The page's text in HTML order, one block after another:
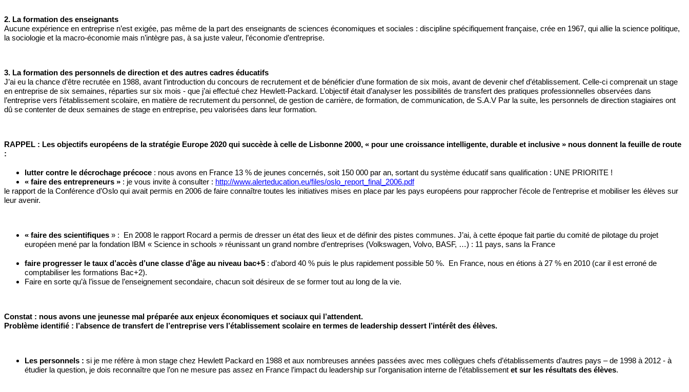
2. La formation des enseignants
Aucune expérience en entreprise n’est exigée, pas même de la part des enseignants de sciences économiques et sociales : discipline spécifiquement française, crée en 1967, qui allie la science politique,
la sociologie et la macro-économie mais n’intègre pas, à sa juste valeur, l’économie d’entreprise.
3. La formation des personnels de direction et des autres cadres éducatifs
J’ai eu la chance d’être recrutée en 1988, avant l’introduction du concours de recrutement et de bénéficier d’une formation de six mois, avant de devenir chef d’établissement. Celle-ci comprenait un stage
en entreprise de six semaines, réparties sur six mois - que j’ai effectué chez Hewlett-Packard. L’objectif était d’analyser les possibilités de transfert des pratiques professionnelles observées dans
l’entreprise vers l’établissement scolaire, en matière de recrutement du personnel, de gestion de carrière, de formation, de communication, de S.A.V Par la suite, les personnels de direction stagiaires ont
dû se contenter de deux semaines de stage en entreprise, peu valorisées dans leur formation.
RAPPEL : Les objectifs européens de la stratégie Europe 2020 qui succède à celle de Lisbonne 2000, « pour une croissance intelligente, durable et inclusive » nous donnent la feuille de route
:
lutter contre le décrochage précoce : nous avons en France 13 % de jeunes concernés, soit 150 000 par an, sortant du système éducatif sans qualification : UNE PRIORITE !
« faire des entrepreneurs » : je vous invite à consulter : http://www.alerteducation.eu/files/oslo_report_final_2006.pdf
le rapport de la Conférence d’Oslo qui avait permis en 2006 de faire connaître toutes les initiatives mises en place par les pays européens pour rapprocher l’école de l’entreprise et mobiliser les élèves sur
leur avenir.
« faire des scientifiques » :  En 2008 le rapport Rocard a permis de dresser un état des lieux et de définir des pistes communes. J’ai, à cette époque fait partie du comité de pilotage du projet
européen mené par la fondation IBM « Science in schools » réunissant un grand nombre d’entreprises (Volkswagen, Volvo, BASF, …) : 11 pays, sans la France
faire progresser le taux d’accès d’une classe d’âge au niveau bac+5 : d’abord 40 % puis le plus rapidement possible 50 %.  En France, nous en étions à 27 % en 2010 (car il est erroné de
comptabiliser les formations Bac+2).
Faire en sorte qu’à l’issue de l’enseignement secondaire, chacun soit désireux de se former tout au long de la vie.
Constat : nous avons une jeunesse mal préparée aux enjeux économiques et sociaux qui l’attendent.
Problème identifié : l’absence de transfert de l’entreprise vers l’établissement scolaire en termes de leadership dessert l’intérêt des élèves.
Les personnels : si je me réfère à mon stage chez Hewlett Packard en 1988 et aux nombreuses années passées avec mes collègues chefs d’établissements d’autres pays – de 1998 à 2012 - à
étudier la question, je dois reconnaître que l’on ne mesure pas assez en France l’impact du leadership sur l’organisation interne de l’établissement et sur les résultats des élèves.